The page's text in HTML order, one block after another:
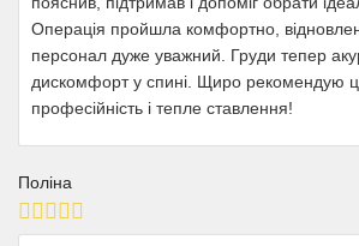
Операція пройшла комфортно,
персонал дуже уважний. Груди тепер
дискомфорт у спині. Щиро рекомендую
професійність і тепле ставлення!
Поліна